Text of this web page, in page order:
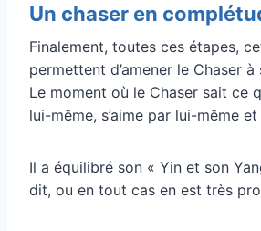
Un chaser en
Finalement, toutes ces étapes,
permettent d’amener le Chaser
Le moment où le Chaser sait ce
lui-même, s’aime par lui-même
Il a équilibré son « Yin et son
dit, ou en tout cas en est très